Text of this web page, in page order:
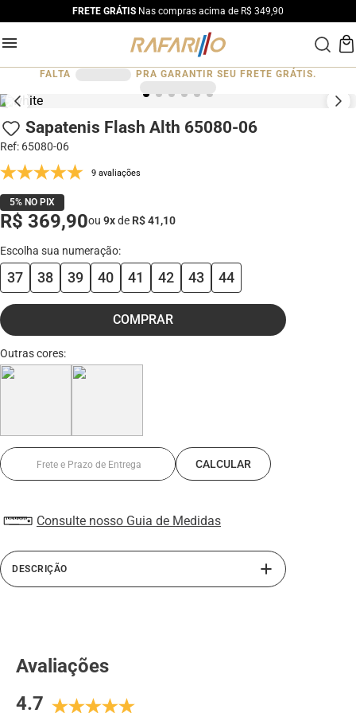
FRETE GRÁTIS Nas compras acima de R$ 349,90
FALTA PRA GARANTIR SEU FRETE GRÁTIS.
Sapatenis Flash Alth 65080-06
Ref: 65080-06
9 avaliações
5% NO PIX
R$ 369,90ou 9xde R$ 41,10
37 38 39 40 41 42 43 44
COMPRAR
Consulte nosso Guia de Medidas
DESCRIÇÃO
sapato masculino oferece mais conforto e segurança ao
caminhar com seu sapato de couro. Perfeito para homens
derramado somado ao salto externo do sapato, atinge até
Avaliações
4.7